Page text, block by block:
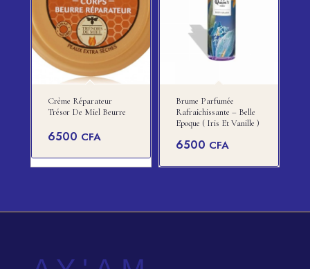
Crème Réparateur
Trésor De Miel Beurre
6500 CFA
Brume Parfumée
Rafraichissante – Belle
Epoque ( Iris Et Vanille )
6500 CFA